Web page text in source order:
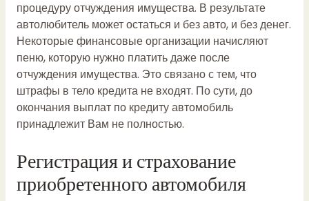
процедуру отчуждения имущества. В результате
автолюбитель может остаться и без авто, и без денег.
Некоторые финансовые организации начисляют
пеню, которую нужно платить даже после
отчуждения имущества. Это связано с тем, что
штрафы в тело кредита не входят. По сути, до
окончания выплат по кредиту автомобиль
принадлежит Вам не полностью.
Регистрация и страхование
приобретенного автомобиля